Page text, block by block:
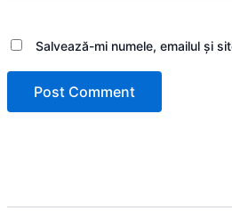
Salvează-mi numele, emailul și